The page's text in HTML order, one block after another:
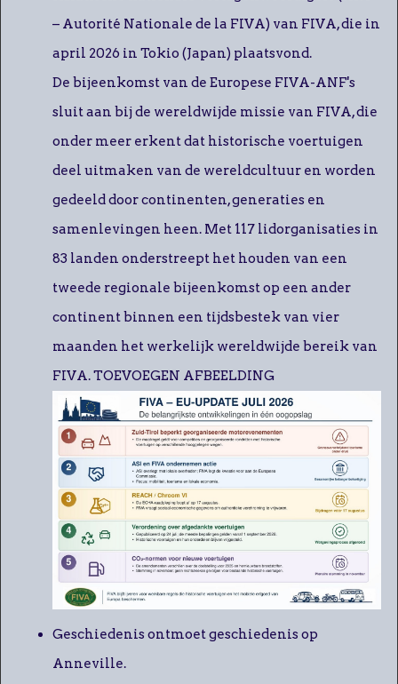
– Autorité Nationale de la FIVA) van FIVA, die in
april 2026 in Tokio (Japan) plaatsvond.
De bijeenkomst van de Europese FIVA-ANF's
sluit aan bij de wereldwijde missie van FIVA, die
onder meer erkent dat historische voertuigen
deel uitmaken van de wereldcultuur en worden
gedeeld door continenten, generaties en
samenlevingen heen. Met 117 lidorganisaties in
83 landen onderstreept het houden van een
tweede regionale bijeenkomst op een ander
continent binnen een tijdsbestek van vier
maanden het werkelijk wereldwijde bereik van
FIVA. TOEVOEGEN AFBEELDING
Geschiedenis ontmoet geschiedenis op
Anneville.